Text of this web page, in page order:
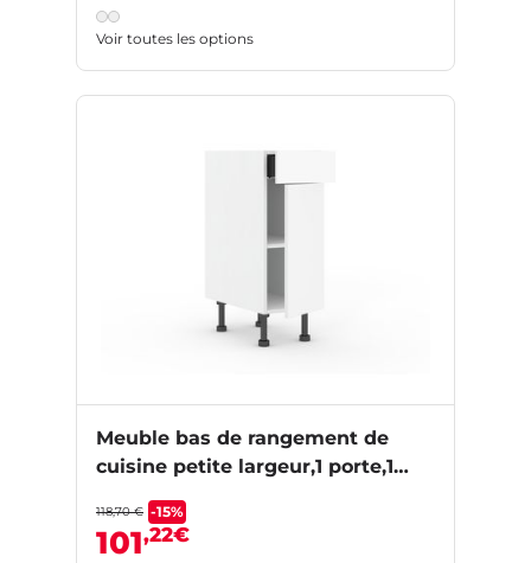
Voir toutes les options
Meuble bas de rangement de
cuisine petite largeur,1 porte,1
118,70 € -15%
101,22€